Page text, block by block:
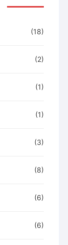
(18)
(2)
(1)
(1)
(3)
(8)
(6)
(6)